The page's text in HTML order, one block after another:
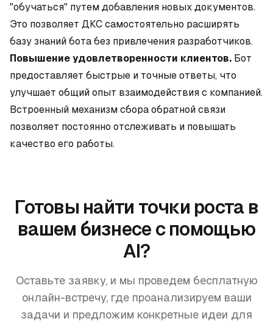
"обучаться" путем добавления новых документов.
Это позволяет ДКС самостоятельно расширять
базу знаний бота без привлечения разработчиков.
Повышение удовлетворенности клиентов. Бот
предоставляет быстрые и точные ответы, что
улучшает общий опыт взаимодействия с компанией.
Встроенный механизм сбора обратной связи
позволяет постоянно отслеживать и повышать
качество его работы.
Готовы найти точки роста в
вашем бизнесе с помощью
AI?
Оставьте заявку, и мы проведем бесплатную
онлайн-встречу, где проанализируем ваши
задачи и предложим конкретные идеи для